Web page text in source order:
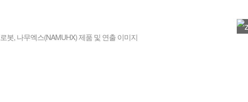
봇, 나무엑스(NAMUHX) 제품 및 연출 이미지